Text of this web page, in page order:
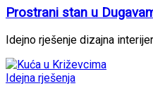
Prostrani stan u
Idejno rješenje dizajna
Idejna rješenja